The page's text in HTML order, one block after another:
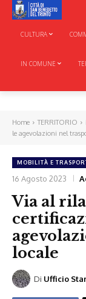
CULTURA
IN COMUNE
Home TERRITORIO
le agevolazioni nel
MOBILITÀ E
16 Agosto 2023
Via al
locale
Di Ufficio